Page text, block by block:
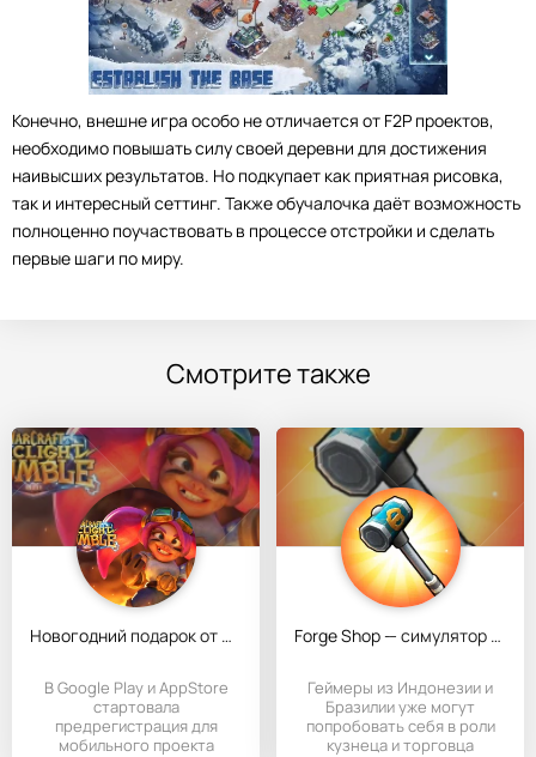
Конечно, внешне игра особо не отличается от F2P проектов,
необходимо повышать силу своей деревни для достижения
наивысших результатов. Но подкупает как приятная рисовка,
так и интересный сеттинг. Также обучалочка даёт возможность
полноценно поучаствовать в процессе отстройки и сделать
первые шаги по миру.
Смотрите также
Новогодний подарок от Blizzard для геймеров
В Google Play и AppStore
стартовала
предрегистрация для
мобильного проекта
Forge Shop — симулятор кузнеца
Геймеры из Индонезии и
Бразилии уже могут
попробовать себя в роли
кузнеца и торговца